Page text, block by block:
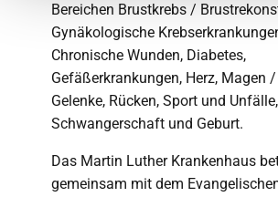
Bereichen Brustkrebs /
Gynäkologische
Chronische Wunden, Diabetes,
Gefäßerkrankungen, Herz, Magen
Gelenke, Rücken, Sport und Unfälle,
Schwangerschaft und Geburt.
Das Martin Luther Krankenhaus
gemeinsam mit dem